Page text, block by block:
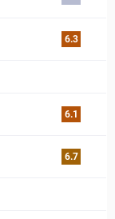
6.3
6.1
6.7